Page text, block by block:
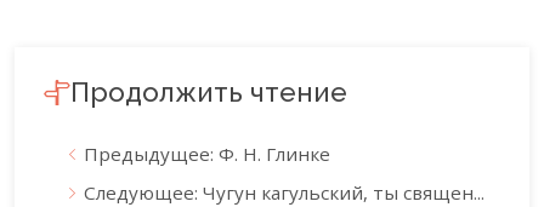
Продолжить чтение
Предыдущее: Ф. Н. Глинке
Следующее: Чугун кагульский, ты священ...